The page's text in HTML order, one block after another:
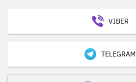
VIBER
TELEGRAM